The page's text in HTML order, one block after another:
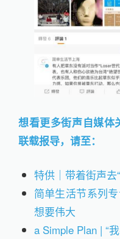
想看更多街声自媒体
联载报导，请至：
特供｜带着街声去
简单生活节系列
想要伟大
a Simple Plan | “